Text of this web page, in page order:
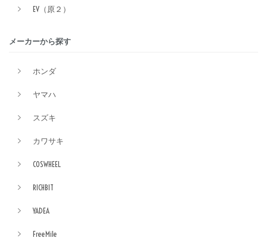
EV（原２）
メーカーから探す
ホンダ
ヤマハ
スズキ
カワサキ
COSWHEEL
RICHBIT
YADEA
FreeMile